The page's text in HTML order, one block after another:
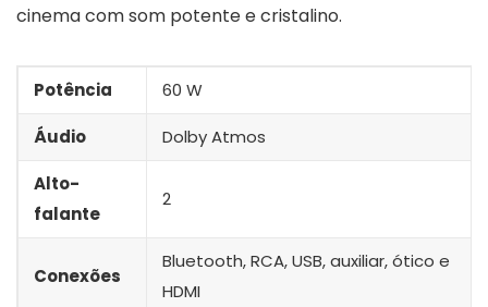
cinema com som potente e cristalino.
Potência 60 W
Áudio Dolby Atmos
Alto-
falante
2
Conexões
‎Bluetooth, RCA, USB, auxiliar, ótico e
HDMI